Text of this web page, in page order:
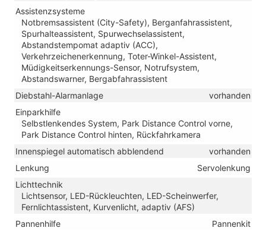
Assistenzsysteme
Notbremsassistent (City-Safety), Berganfahrassistent,
Spurhalteassistent, Spurwechselassistent,
Abstandstempomat adaptiv (ACC),
Verkehrzeichenerkennung, Toter-Winkel-Assistent,
Müdigkeitserkennungs-Sensor, Notrufsystem,
Abstandswarner, Bergabfahrassistent
Diebstahl-Alarmanlage
vorhanden
Einparkhilfe
Selbstlenkendes System, Park Distance Control vorne,
Park Distance Control hinten, Rückfahrkamera
Innenspiegel automatisch abblendend
vorhanden
Lenkung
Servolenkung
Lichttechnik
Lichtsensor, LED-Rückleuchten, LED-Scheinwerfer,
Fernlichtassistent, Kurvenlicht, adaptiv (AFS)
Pannenhilfe
Pannenkit